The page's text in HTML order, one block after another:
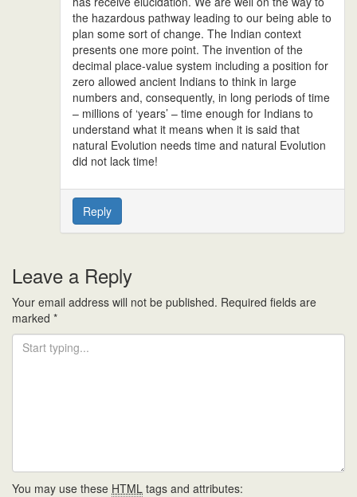
the hazardous pathway leading to our being able to
plan some sort of change. The Indian context
presents one more point. The invention of the
decimal place-value system including a position for
zero allowed ancient Indians to think in large
numbers and, consequently, in long periods of time
– millions of ‘years’ – time enough for Indians to
understand what it means when it is said that
natural Evolution needs time and natural Evolution
did not lack time!
Reply
Leave a Reply
Your email address will not be published. Required fields are
marked *
You may use these HTML tags and attributes: